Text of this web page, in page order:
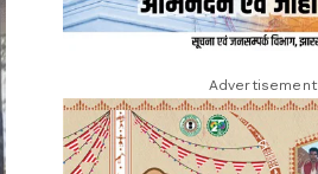
Advertisement